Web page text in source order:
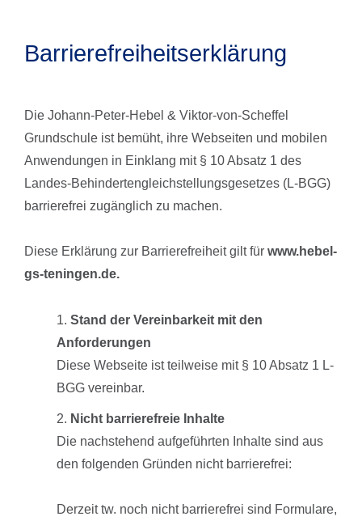
Barrierefreiheitserklärung
Die Johann-Peter-Hebel & Viktor-von-Scheffel
Grundschule ist bemüht, ihre Webseiten und mobilen
Anwendungen in Einklang mit § 10 Absatz 1 des
Landes-Behindertengleichstellungsgesetzes (L-BGG)
barrierefrei zugänglich zu machen.
Diese Erklärung zur Barrierefreiheit gilt für www.hebel-
gs-teningen.de.
Stand der Vereinbarkeit mit den
Anforderungen
Diese Webseite ist teilweise mit § 10 Absatz 1 L-
BGG vereinbar.
Nicht barrierefreie Inhalte
Die nachstehend aufgeführten Inhalte sind aus
den folgenden Gründen nicht barrierefrei:
Derzeit tw. noch nicht barrierefrei sind Formulare,